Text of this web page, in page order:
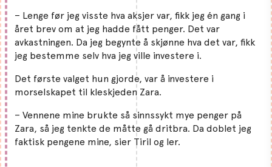
– Lenge før jeg visste hva aksjer var, fikk jeg én gang i
året brev om at jeg hadde fått penger. Det var
avkastningen. Da jeg begynte å skjønne hva det var, fikk
jeg bestemme selv hva jeg ville investere i.
Det første valget hun gjorde, var å investere i
morselskapet til kleskjeden Zara.
– Vennene mine brukte så sinnssykt mye penger på
Zara, så jeg tenkte de måtte gå dritbra. Da doblet jeg
faktisk pengene mine, sier Tiril og ler.